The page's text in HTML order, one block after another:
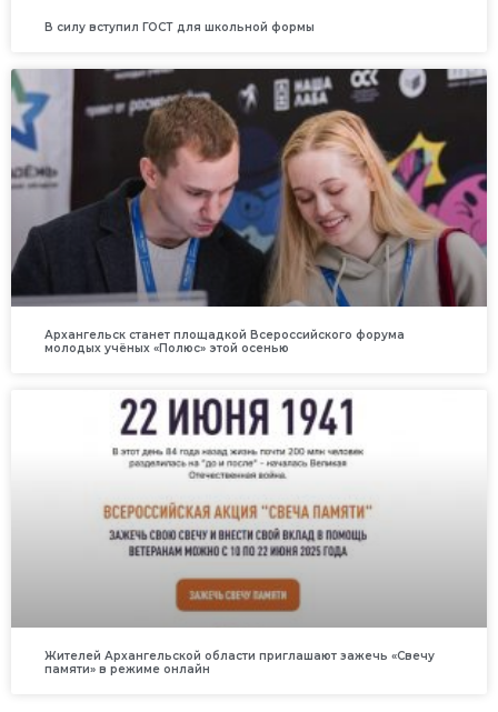
В силу вступил ГОСТ для школьной формы
Архангельск станет площадкой Всероссийского форума
молодых учёных «Полюс» этой осенью
Жителей Архангельской области приглашают зажечь «Свечу
памяти» в режиме онлайн